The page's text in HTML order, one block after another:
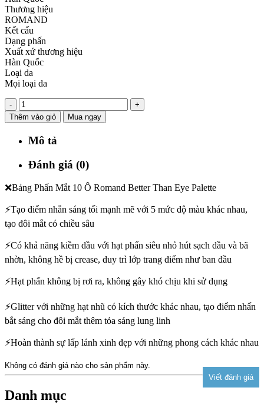
Thương hiệu
ROMAND
Kết cấu
Dạng phấn
Xuất xứ thương hiệu
Hàn Quốc
Loại da
Mọi loại da
-
+
Thêm vào giỏ
Mua ngay
Mô tả
Đánh giá (0)
❌Bảng Phấn Mắt 10 Ô Romand Better Than Eye Palette
⚡Tạo điểm nhắn sáng tối mạnh mẽ với 5 mức độ màu khác nhau,
tạo đôi mắt có chiều sâu
⚡Có khả năng kiềm dầu với hạt phấn siêu nhỏ hút sạch dầu và bã
nhờn, không hề bị crease, duy trì lớp trang điểm như ban đầu
⚡Hạt phấn không bị rơi ra, không gây khó chịu khi sử dụng
⚡Glitter với những hạt nhũ có kích thước khác nhau, tạo điểm nhấn
bắt sáng cho đôi mắt thêm tỏa sáng lung linh
⚡Hoàn thành sự lấp lánh xinh đẹp với những phong cách khác nhau
Không có đánh giá nào cho sản phẩm này.
Danh mục